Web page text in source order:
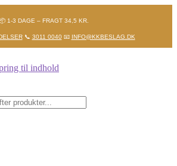
1-3 DAGE – FRAGT 34,5 KR.
📞 3011 0040📧 INFO@KKBESLAG.DK
til indhold